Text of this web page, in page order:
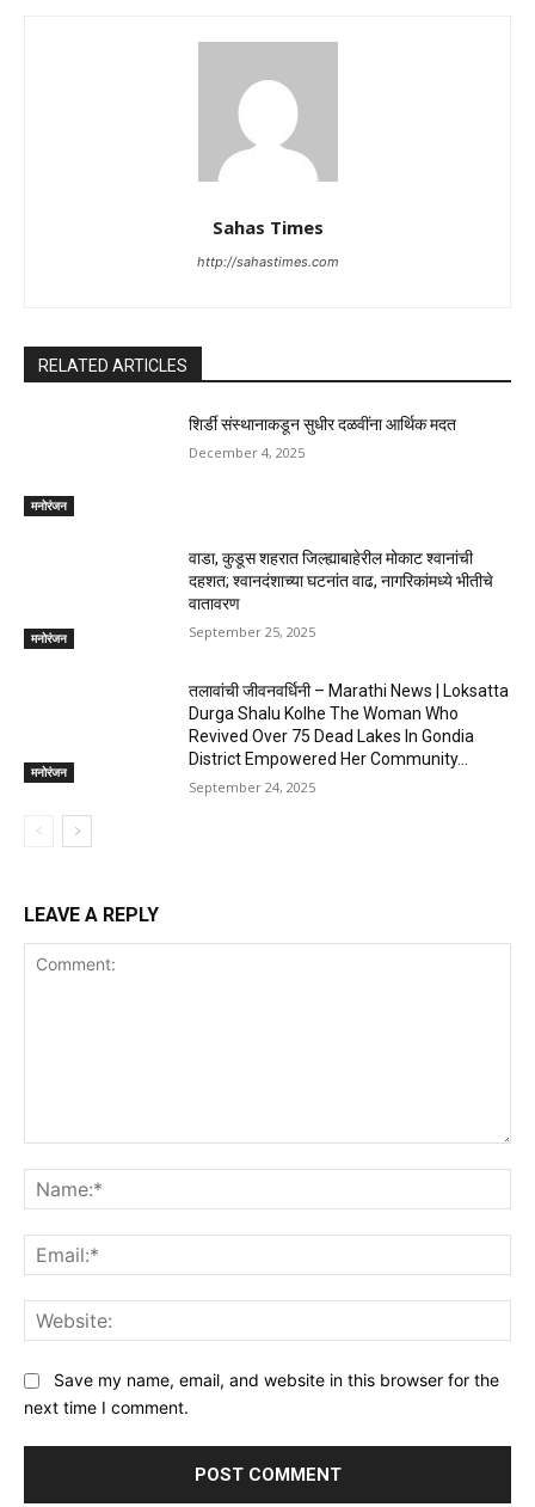
Sahas Times
http://sahastimes.com
RELATED ARTICLES
मनोरंजन
शिर्डी संस्थानाकडून सुधीर दळवींना आर्थिक मदत
December 4, 2025
मनोरंजन
वाडा, कुडूस शहरात जिल्ह्याबाहेरील मोकाट श्वानांची
दहशत; श्वानदंशाच्या घटनांत वाढ, नागरिकांमध्ये भीतीचे
वातावरण
September 25, 2025
मनोरंजन
तलावांची जीवनवर्धिनी – Marathi News | Loksatta
Durga Shalu Kolhe The Woman Who
Revived Over 75 Dead Lakes In Gondia
District Empowered Her Community...
September 24, 2025
LEAVE A REPLY
Save my name, email, and website in this browser for the
next time I comment.